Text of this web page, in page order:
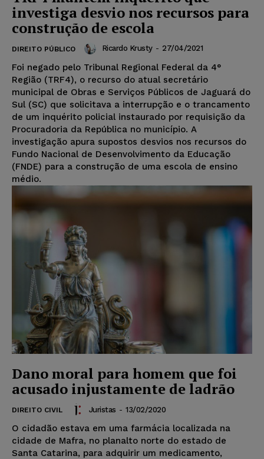
investiga desvio nos recursos para
construção de escola
DIREITO PÚBLICO Ricardo Krusty - 27/04/2021
Foi negado pelo Tribunal Regional Federal da 4°
Região (TRF4), o recurso do atual secretário
municipal de Obras e Serviços Públicos de Jaguará do
Sul (SC) que solicitava a interrupção e o trancamento
de um inquérito policial instaurado por requisição da
Procuradoria da República no município. A
investigação apura supostos desvios nos recursos do
Fundo Nacional de Desenvolvimento da Educação
(FNDE) para a construção de uma escola de ensino
médio.
Dano moral para homem que foi
acusado injustamente de ladrão
DIREITO CIVIL Juristas - 13/02/2020
O cidadão estava em uma farmácia localizada na
cidade de Mafra, no planalto norte do estado de
Santa Catarina, para adquirir um medicamento,